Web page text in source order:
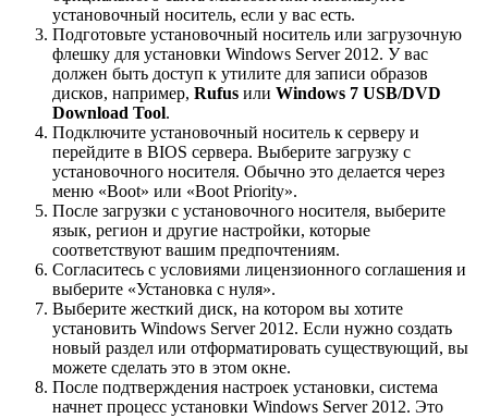
установочный носитель, если у вас есть.
Подготовьте установочный носитель или загрузочную
флешку для установки Windows Server 2012. У вас
должен быть доступ к утилите для записи образов
дисков, например, Rufus или Windows 7 USB/DVD
Download Tool.
Подключите установочный носитель к серверу и
перейдите в BIOS сервера. Выберите загрузку с
установочного носителя. Обычно это делается через
меню «Boot» или «Boot Priority».
После загрузки с установочного носителя, выберите
язык, регион и другие настройки, которые
соответствуют вашим предпочтениям.
Согласитесь с условиями лицензионного соглашения и
выберите «Установка с нуля».
Выберите жесткий диск, на котором вы хотите
установить Windows Server 2012. Если нужно создать
новый раздел или отформатировать существующий, вы
можете сделать это в этом окне.
После подтверждения настроек установки, система
начнет процесс установки Windows Server 2012. Это